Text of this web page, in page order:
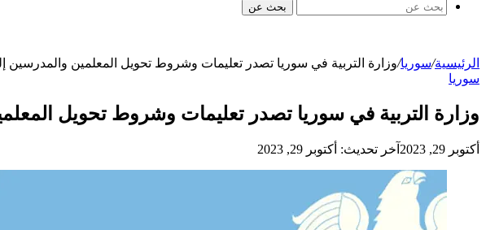
بحث عن
الرئيسية/سوريا/وزارة التربية في سوريا تصدر تعليمات وشروط تحويل المعلمين والمدرسين
سوريا
وزارة التربية في سوريا تصدر تعليمات وشروط تحويل
أكتوبر 29, 2023 آخر تحديث: أكتوبر 29, 2023